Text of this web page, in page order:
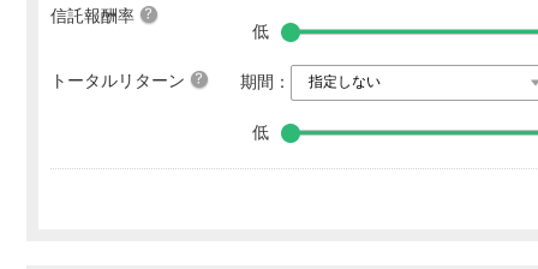
信託報酬率
低
トータルリターン 期間：
低